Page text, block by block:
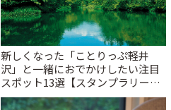
新しくなった「ことりっぷ軽井
沢」と一緒におでかけしたい注目
スポット13選【スタンプラリー開
催中】 | ことりっぷ